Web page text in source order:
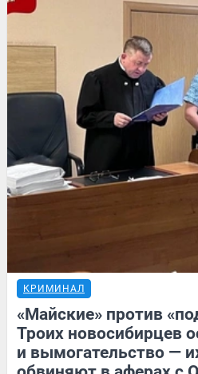
КРИМИНАЛ
«Майские» против
Троих новосибирцев
и вымогательство —